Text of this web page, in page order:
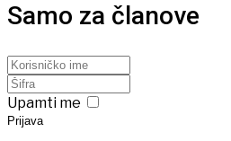
Samo za članove
Upamti me
Prijava